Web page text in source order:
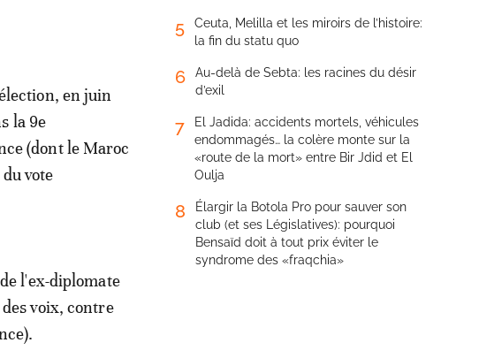
en juin
la 9e
(dont le Maroc
vote
l'ex-diplomate
voix, contre
5
Ceuta, Melilla et les miroirs de l’histoire:
la fin du statu quo
6
Au-delà de Sebta: les racines du désir
d’exil
7
El Jadida: accidents mortels, véhicules
endommagés… la colère monte sur la
«route de la mort» entre Bir Jdid et El
Oulja
8
Élargir la Botola Pro pour sauver son
club (et ses Législatives): pourquoi
Bensaïd doit à tout prix éviter le
syndrome des «fraqchia»